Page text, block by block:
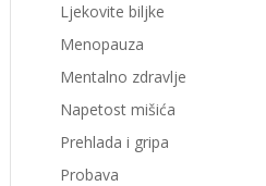
Ljekovite biljke
Menopauza
Mentalno zdravlje
Napetost mišića
Prehlada i gripa
Probava